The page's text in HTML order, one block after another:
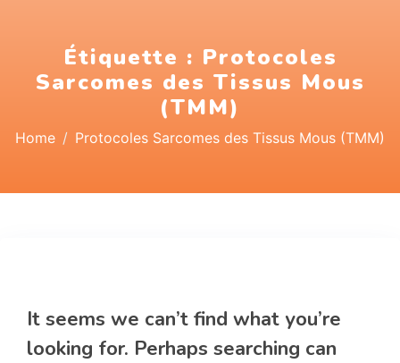
Étiquette : Protocoles
Sarcomes des Tissus Mous
(TMM)
Home Protocoles Sarcomes des Tissus Mous (TMM)
It seems we can’t find what you’re
looking for. Perhaps searching can